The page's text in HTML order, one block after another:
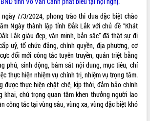
7/3/2024, phong trào thi đua đặc biệt chào
Ngày thành lập tỉnh Đắk Lắk với chủ đề “Khát
Lắk giàu đẹp, văn minh, bản sắc” đã thật sự đi
uỷ, tổ chức đảng, chính quyền, địa phương, cơ
đổi mới công tác tuyên truyền, quán triệt bằng
phú, sinh động, bám sát nội dung, mục tiêu, chỉ
thực hiện nhiệm vụ chính trị, nhiệm vụ trọng tâm.
được thực hiện chặt chẽ, kịp thời, đảm bảo chính
khai, chú trọng quan tâm khen thưởng người lao
công tác tại vùng sâu, vùng xa, vùng đặc biệt khó